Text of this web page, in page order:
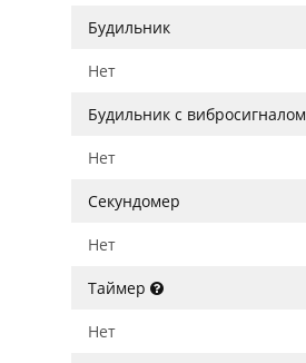
Будильник
Нет
Будильник с вибросигналом
Нет
Секундомер
Нет
Таймер
Нет